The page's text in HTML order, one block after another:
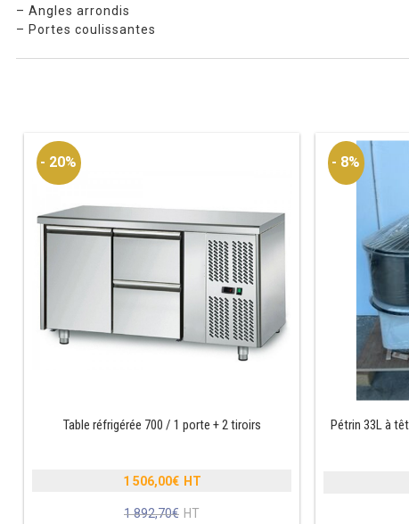
– Angles arrondis
– Portes coulissantes
- 20%
Table réfrigérée 700 / 1 porte + 2 tiroirs
1 892,70€
prix
1 506,00€
Le
- 8%
Pétrin 33L à